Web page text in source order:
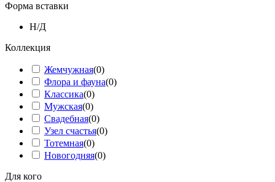
Форма вставки
Н/Д
Коллекция
Жемчужная(0)
Флора и фауна(0)
Классика(0)
Мужская(0)
Свадебная(0)
Узел счастья(0)
Тотемная(0)
Новогодняя(0)
Для кого